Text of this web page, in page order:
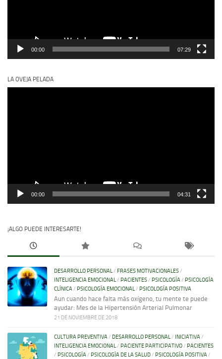
00:00 07:29
LA OVEJA PELADA
00:00 04:31
¡ALGO PUEDE INTERESARTE!
DESARROLLO PERSONAL/ FRASES MOTIVACIONALES/
INTELIGENCIA EMOCIONAL/ PACIENTES/ PSICOLOGÍA/ PSICOLOGÍA
CLÍNICA/ PSICOLOGÍA EMOCIONAL/ PSICOLOGÍA POSITIVA
Aun cuando hace falta más oxígeno, tu mente te puede
ayudar: Mes de la Hipertensión Arterial Pulmonar
21 DE NOVIEMBRE DE 2018
CULTURA PREVENTIVA/ DESARROLLO PERSONAL/ INICIATIVA/
INTELIGENCIA EMOCIONAL/ PACIENTE PARTICIPATIVO/ PACIENTES
/ PSICOLOGÍA/ PSICOLOGÍA DE LA SALUD/ PSICOLOGÍA POSITIVA/